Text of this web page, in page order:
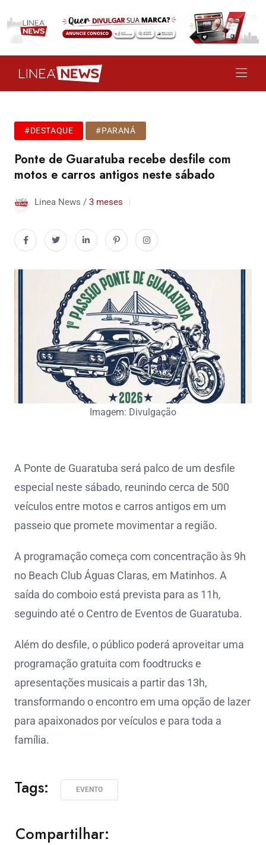
#DESTAQUE #PARANÁ
Ponte de Guaratuba recebe desfile com
motos e carros antigos neste sábado
Linea News / 3 meses
Imagem: Divulgação
A Ponte de Guaratuba será palco de um desfile
especial neste sábado, reunindo cerca de 500
veículos entre motos e carros antigos em um
passeio que promete movimentar a região.
A programação começa com concentração às 9h
no Beach Club Águas Claras, em Matinhos. A
saída do comboio está prevista para as 11h,
seguindo até o Centro de Eventos de Guaratuba.
Além do desfile, o público poderá aproveitar uma
programação gratuita com foodtrucks e
apresentações musicais a partir das 13h,
transformando o encontro em uma opção de lazer
para apaixonados por veículos e para toda a
família.
Tags: EVENTO
Compartilhar: